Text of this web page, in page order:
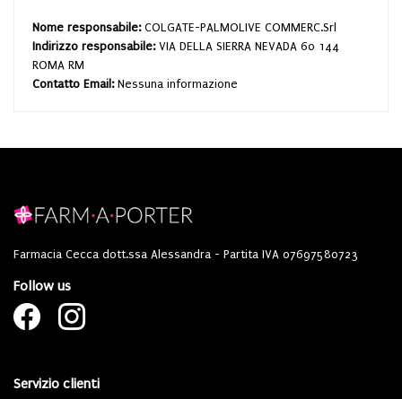
Nome responsabile: COLGATE-PALMOLIVE COMMERC.Srl
Indirizzo responsabile: VIA DELLA SIERRA NEVADA 60 144
ROMA RM
Contatto Email: Nessuna informazione
Farmacia Cecca dott.ssa Alessandra - Partita IVA 07697580723
Follow us
Servizio clienti